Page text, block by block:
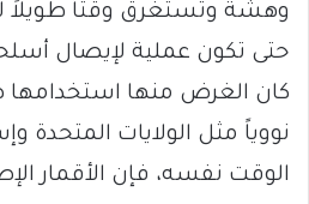
وهشة وتستغرق وقتاً طويلاً
حتى تكون عملية لإيصال
كان الغرض منها
نووياً مثل الولايات المتحدة
الوقت نفسه، فإن الأقمار